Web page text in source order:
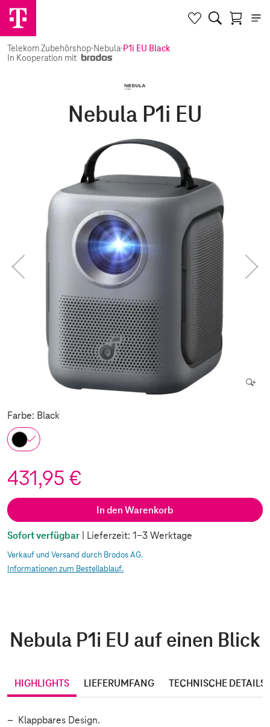
Telekom Zubehörshop·Nebula·P1i EU Black
In Kooperation mit
Nebula P1i EU
Farbe: Black
431,95 €
In den Warenkorb
Sofort verfügbar | Lieferzeit: 1-3 Werktage
Verkauf und Versand durch Brodos AG.
Informationen zum Bestellablauf.
Nebula P1i EU auf einen Blick
HIGHLIGHTS LIEFERUMFANG TECHNISCHE DETAILS
Klappbares Design.